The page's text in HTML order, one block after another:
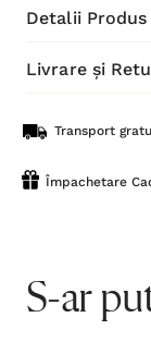
Detalii Produs
Livrare și
Transport
Împachetare
S-ar